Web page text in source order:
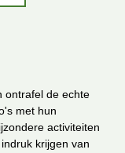
ontrafel de echte
met hun
activiteiten
krijgen van